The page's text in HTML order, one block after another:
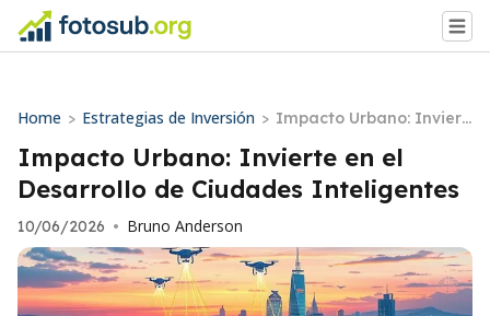
Home > Estrategias de Inversión > Impacto Urbano: Inviert
e en el Desarrollo de Ciu
dades Inteligentes
Impacto Urbano: Invierte en el
Desarrollo de Ciudades Inteligentes
10/06/2026 • Bruno Anderson